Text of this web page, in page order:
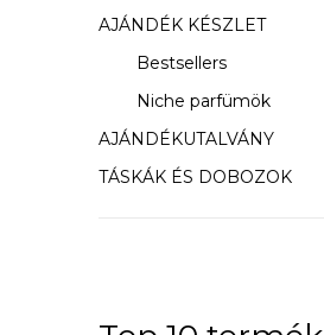
AJÁNDÉK KÉSZLET
Bestsellers
Niche parfümök
AJÁNDÉKUTALVÁNY
TÁSKÁK ÉS DOBOZOK